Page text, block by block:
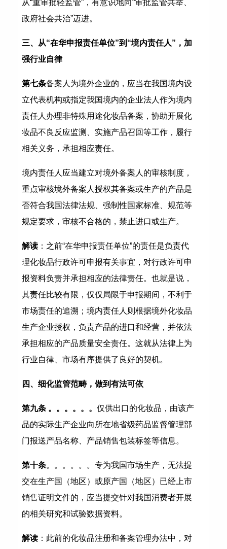
从“重审批轻监管”，有意识地向“审批监管共举、
政府社会共治”迈进。
三、从“在华申报责任单位”到“境内责任人”，加
强行业自律
第七条备案人为境外企业的，应当在我国境内设
立代表机构或指定我国境内的企业法人作为境内
责任人办理非特殊用途化妆品备案，协助开展化
妆品不良反应监测、实施产品召回等工作，履行
相关义务，承担相应责任。
境内责任人应当建立对境外备案人的审核制度，
重点审核境外备案人授权其备案或生产的产品是
否符合我国法律法规、强制性国家标准、规范等
规定要求，审核不合格的，禁止进口或生产。
解读 ：之前“在华申报责任单位”的责任是负责代
理化妆品行政许可申报有关事宜，对行政许可申
报资料负责并承担相应的法律责任。也就是说，
其责任比较有限，仅仅局限于申报期间，不利于
市场责任的追溯；境内责任人则根据境外化妆品
生产企业授权，负责产品的进口和经营，并依法
承担相应的产品质量安全责任。这就从法律上为
行业自律、市场有序提供了良好的契机。
四、细化监管范畴，做到有法可依
第九条 。。。。。。 仅供出口的化妆品，由该产
品的实际生产企业向所在地省级药品监督管理部
门报送产品名称、产品销售包装标签等信息。
第十条。。。。。。专为我国市场生产，无法提
交在生产国（地区）或原产国（地区）已经上市
销售证明文件的，应当提交针对我国消费者开展
的相关研究和试验数据资料。
解读 ：此前的化妆品注册和备案管理办法中，对